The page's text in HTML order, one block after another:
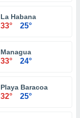
La Habana
33° 25°
Managua
33° 24°
Playa Baracoa
32° 25°